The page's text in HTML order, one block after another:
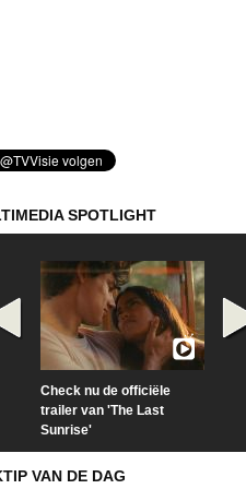
SPOTLIGHT
Check nu de officiële
trailer van 'The Last
Sunrise'
VAN DE DAG